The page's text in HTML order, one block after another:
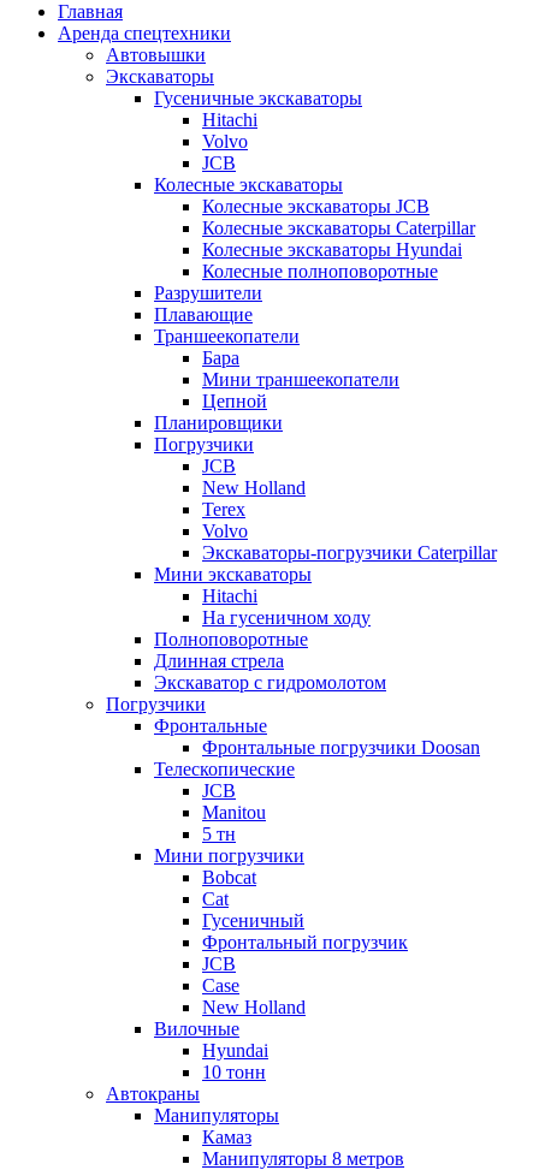
Главная
Аренда спецтехники
Автовышки
Экскаваторы
Гусеничные экскаваторы
Hitachi
Volvo
JCB
Колесные экскаваторы
Колесные экскаваторы JCB
Колесные экскаваторы Caterpillar
Колесные экскаваторы Hyundai
Колесные полноповоротные
Разрушители
Плавающие
Траншеекопатели
Бара
Мини траншеекопатели
Цепной
Планировщики
Погрузчики
JCB
New Holland
Terex
Volvo
Экскаваторы-погрузчики Caterpillar
Мини экскаваторы
Hitachi
На гусеничном ходу
Полноповоротные
Длинная стрела
Экскаватор с гидромолотом
Погрузчики
Фронтальные
Фронтальные погрузчики Doosan
Телескопические
JCB
Manitou
5 тн
Мини погрузчики
Bobcat
Cat
Гусеничный
Фронтальный погрузчик
JCB
Case
New Holland
Вилочные
Hyundai
10 тонн
Автокраны
Манипуляторы
Камаз
Манипуляторы 8 метров